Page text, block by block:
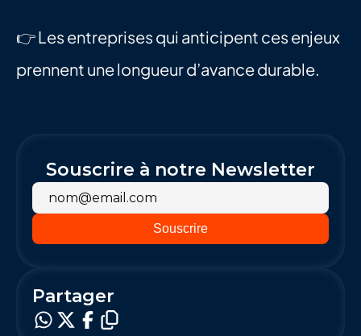
👉 Les entreprises qui anticipent ces enjeux
prennent une longueur d’avance durable.
Souscrire à notre Newsletter
Partager